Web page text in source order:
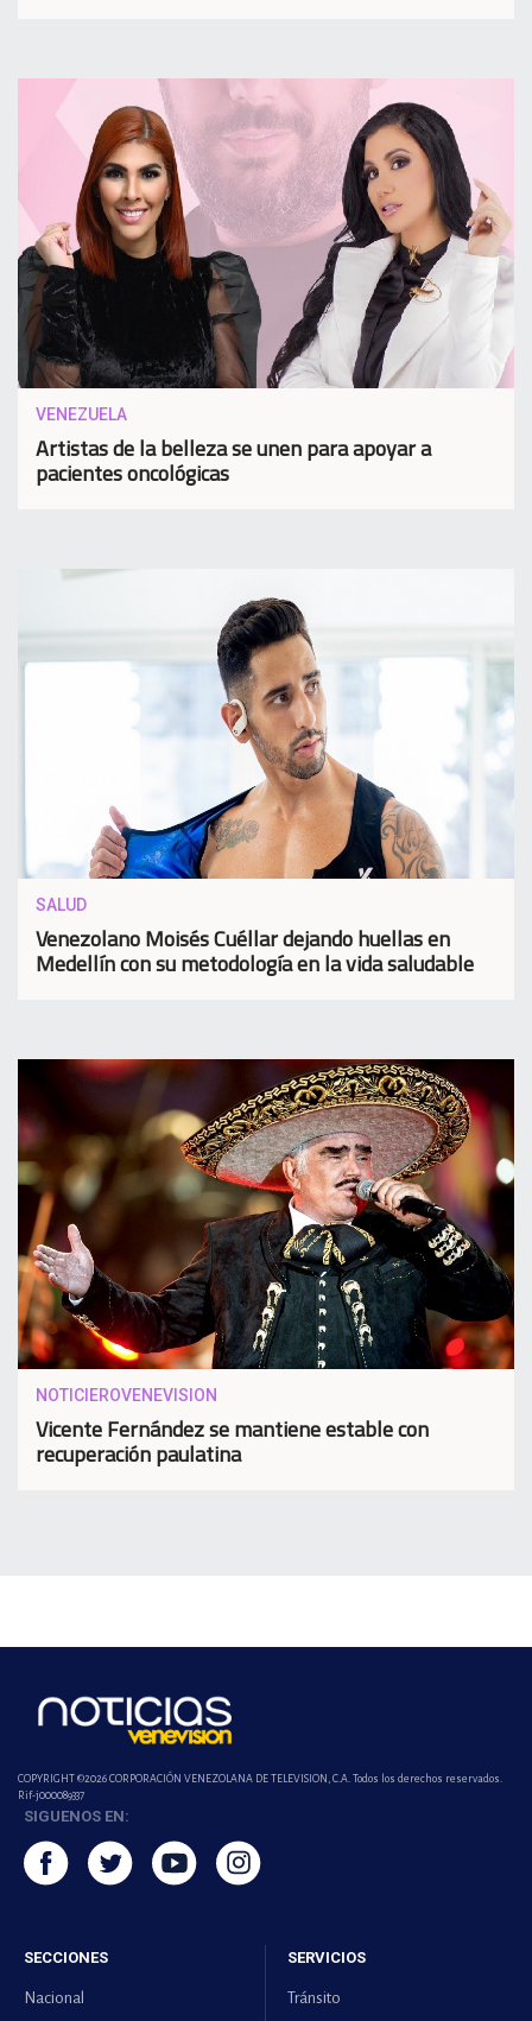
VENEZUELA
Artistas de la belleza se unen para apoyar a
pacientes oncológicas
SALUD
Venezolano Moisés Cuéllar dejando huellas en
Medellín con su metodología en la vida saludable
NOTICIEROVENEVISION
Vicente Fernández se mantiene estable con
recuperación paulatina
COPYRIGHT ©2026 CORPORACIÓN VENEZOLANA DE TELEVISION, C.A. Todos los derechos reservados.
Rif-j000089337
SIGUENOS EN:
SECCIONES
Nacional
SERVICIOS
Tránsito